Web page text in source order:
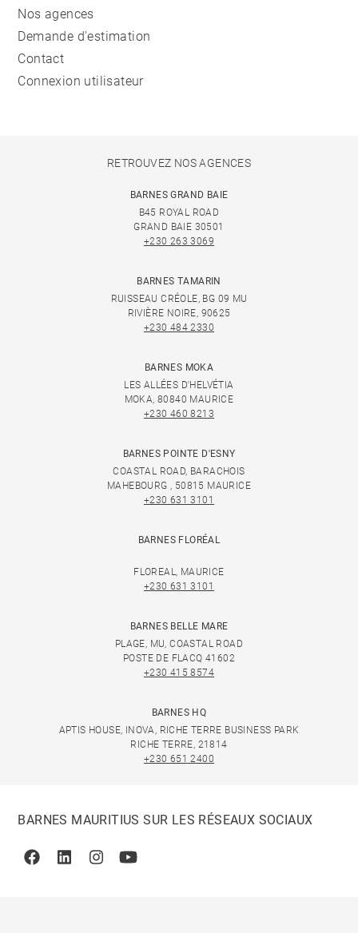
Nos agences
Demande d'estimation
Contact
Connexion utilisateur
RETROUVEZ NOS AGENCES
BARNES GRAND BAIE
B45 ROYAL ROAD
GRAND BAIE 30501
+230 263 3069
BARNES TAMARIN
RUISSEAU CRÉOLE, BG 09 MU
RIVIÈRE NOIRE, 90625
+230 484 2330
BARNES MOKA
LES ALLÉES D'HELVÉTIA
MOKA, 80840 MAURICE
+230 460 8213
BARNES POINTE D'ESNY
COASTAL ROAD, BARACHOIS
MAHEBOURG , 50815 MAURICE
+230 631 3101
BARNES FLORÉAL
FLOREAL, MAURICE
+230 631 3101
BARNES BELLE MARE
PLAGE, MU, COASTAL ROAD
POSTE DE FLACQ 41602
+230 415 8574
BARNES HQ
APTIS HOUSE, INOVA, RICHE TERRE BUSINESS PARK
RICHE TERRE, 21814
+230 651 2400
BARNES MAURITIUS SUR LES RÉSEAUX SOCIAUX
FacebookLinkedinInstagramYoutube